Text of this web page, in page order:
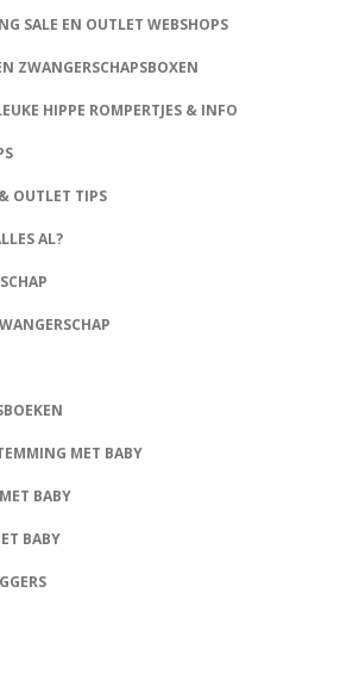
SALE EN OUTLET WEBSHOPS
ZWANGERSCHAPSBOXEN
HIPPE ROMPERTJES & INFO
OUTLET TIPS
AL?
MET BABY
BABY
BABY